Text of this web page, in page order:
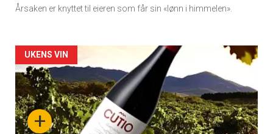
Årsaken er knyttet til eieren som får sin «lønn i himmelen».
Artikler
detail
-
+
UKENS VIN